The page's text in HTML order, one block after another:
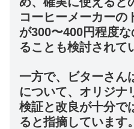
コーヒーメーカーの
が300〜400円程度
ることも検討されて
一方で、ビターさん
について、オリジナ
検証と改良が十分で
ると指摘しています